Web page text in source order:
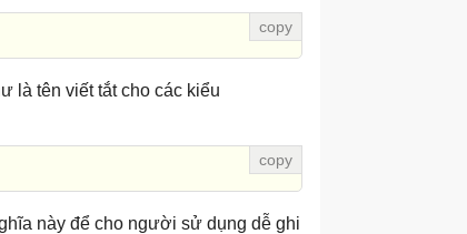
là tên viết tắt cho các kiểu
này để cho người sử dụng dễ ghi